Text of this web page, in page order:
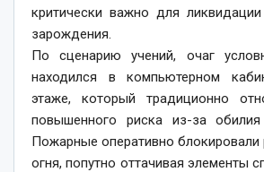
критически важно для
зарождения.
По сценарию учений, очаг
находился в компьютерном
этаже, который традиционно
повышенного риска из-за обилия
Пожарные оперативно блокировали
огня, попутно оттачивая элементы